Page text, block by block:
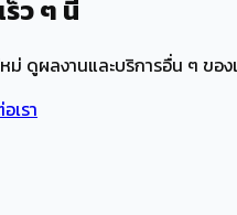
ว ๆ นี้
ม่ ดูผลงานและบริการอื่น ๆ ของ
เรา